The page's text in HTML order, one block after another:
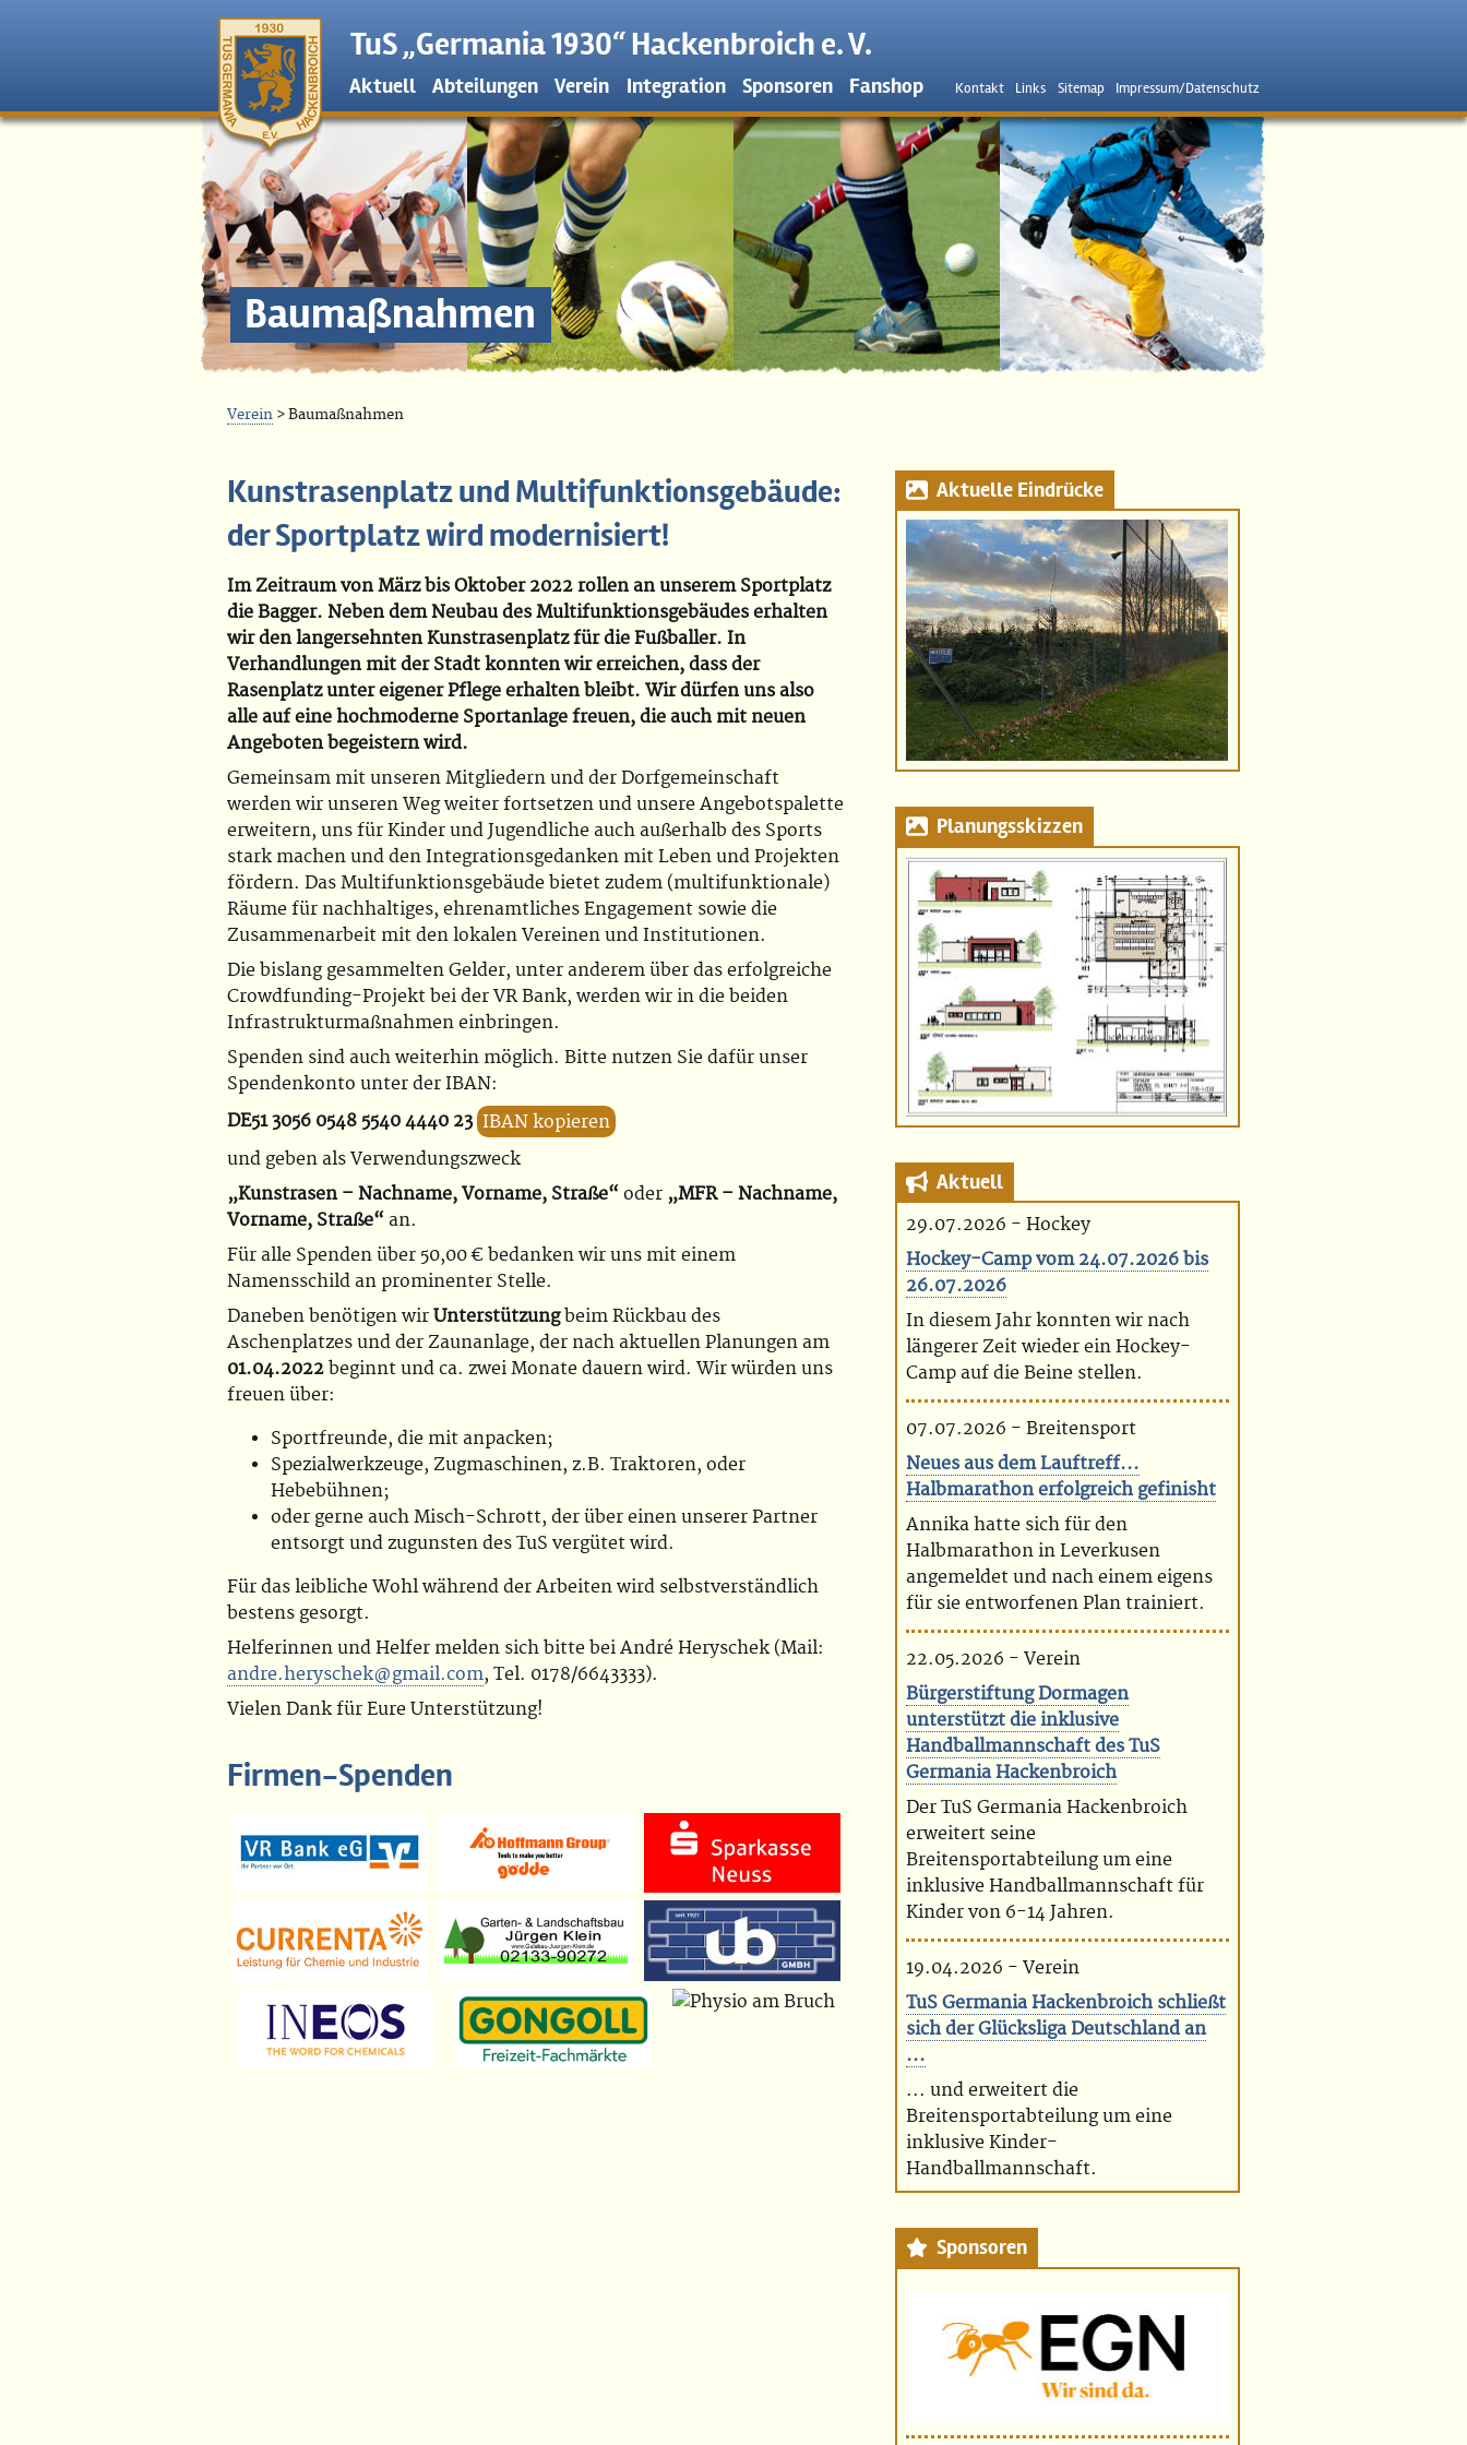
TuS „Germania 1930“ Hackenbroich e. V.
Aktuell Abteilungen Verein Integration Sponsoren Fanshop Kontakt Links Sitemap Impressum/Datenschutz
Baumaßnahmen
Verein > Baumaßnahmen
Kunstrasenplatz und Multifunktionsgebäude:
der Sportplatz wird modernisiert!
Im Zeitraum von März bis Oktober 2022 rollen an unserem Sportplatz
die Bagger. Neben dem Neubau des Multifunktionsgebäudes erhalten
wir den langersehnten Kunstrasenplatz für die Fußballer. In
Verhandlungen mit der Stadt konnten wir erreichen, dass der
Rasenplatz unter eigener Pflege erhalten bleibt. Wir dürfen uns also
alle auf eine hochmoderne Sportanlage freuen, die auch mit neuen
Angeboten begeistern wird.
Gemeinsam mit unseren Mitgliedern und der Dorfgemeinschaft
werden wir unseren Weg weiter fortsetzen und unsere Angebotspalette
erweitern, uns für Kinder und Jugendliche auch außerhalb des Sports
stark machen und den Integrationsgedanken mit Leben und Projekten
fördern. Das Multifunktionsgebäude bietet zudem (multifunktionale)
Räume für nachhaltiges, ehrenamtliches Engagement sowie die
Zusammenarbeit mit den lokalen Vereinen und Institutionen.
Die bislang gesammelten Gelder, unter anderem über das erfolgreiche
Crowdfunding-Projekt bei der VR Bank, werden wir in die beiden
Infrastrukturmaßnahmen einbringen.
Spenden sind auch weiterhin möglich. Bitte nutzen Sie dafür unser
Spendenkonto unter der IBAN:
DE51 3056 0548 5540 4440 23 IBAN kopieren
und geben als Verwendungszweck
„Kunstrasen – Nachname, Vorname, Straße“ oder „MFR – Nachname,
Vorname, Straße“ an.
Für alle Spenden über 50,00 € bedanken wir uns mit einem
Namensschild an prominenter Stelle.
Daneben benötigen wir Unterstützungbeim Rückbau des
Aschenplatzes und der Zaunanlage, der nach aktuellen Planungen am
01.04.2022 beginnt und ca. zwei Monate dauern wird. Wir würden uns
freuen über:
Sportfreunde, die mit anpacken;
Spezialwerkzeuge, Zugmaschinen, z.B. Traktoren, oder
Hebebühnen;
oder gerne auch Misch-Schrott, der über einen unserer Partner
entsorgt und zugunsten des TuS vergütet wird.
Für das leibliche Wohl während der Arbeiten wird selbstverständlich
bestens gesorgt.
Helferinnen und Helfer melden sich bitte bei André Heryschek (Mail:
andre.heryschek@gmail.com, Tel. 0178/6643333).
Vielen Dank für Eure Unterstützung!
Firmen-Spenden
Aktuelle Eindrücke
Planungsskizzen
Aktuell
29.07.2026 - Hockey
Hockey-Camp vom 24.07.2026 bis
26.07.2026
In diesem Jahr konnten wir nach
längerer Zeit wieder ein Hockey-
Camp auf die Beine stellen.
07.07.2026 - Breitensport
Neues aus dem Lauftreff...
Halbmarathon erfolgreich gefinisht
Annika hatte sich für den
Halbmarathon in Leverkusen
angemeldet und nach einem eigens
für sie entworfenen Plan trainiert.
22.05.2026 - Verein
Bürgerstiftung Dormagen
unterstützt die inklusive
Handballmannschaft des TuS
Germania Hackenbroich
Der TuS Germania Hackenbroich
erweitert seine
Breitensportabteilung um eine
inklusive Handballmannschaft für
Kinder von 6-14 Jahren.
19.04.2026 - Verein
TuS Germania Hackenbroich schließt
sich der Glücksliga Deutschland an
...
... und erweitert die
Breitensportabteilung um eine
inklusive Kinder-
Handballmannschaft.
Sponsoren